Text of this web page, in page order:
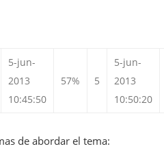
5-jun-
2013
10:45:50
57% 5
5-jun-
2013
10:50:20
de abordar el tema: